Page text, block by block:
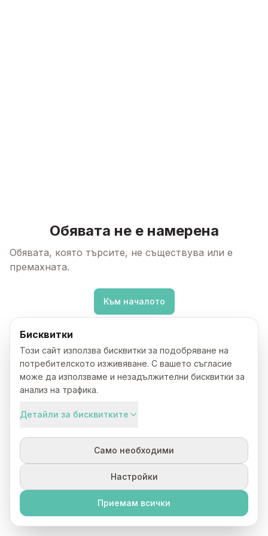
Обявата не е намерена
Обявата, която търсите, не съществува или е
премахната.
Към началото
Бисквитки
Този сайт използва бисквитки за подобряване на
потребителското изживяване. С вашето съгласие
може да използваме и незадължителни бисквитки за
анализ на трафика.
Детайли за бисквитките
Само необходими
Настройки
Приемам всички